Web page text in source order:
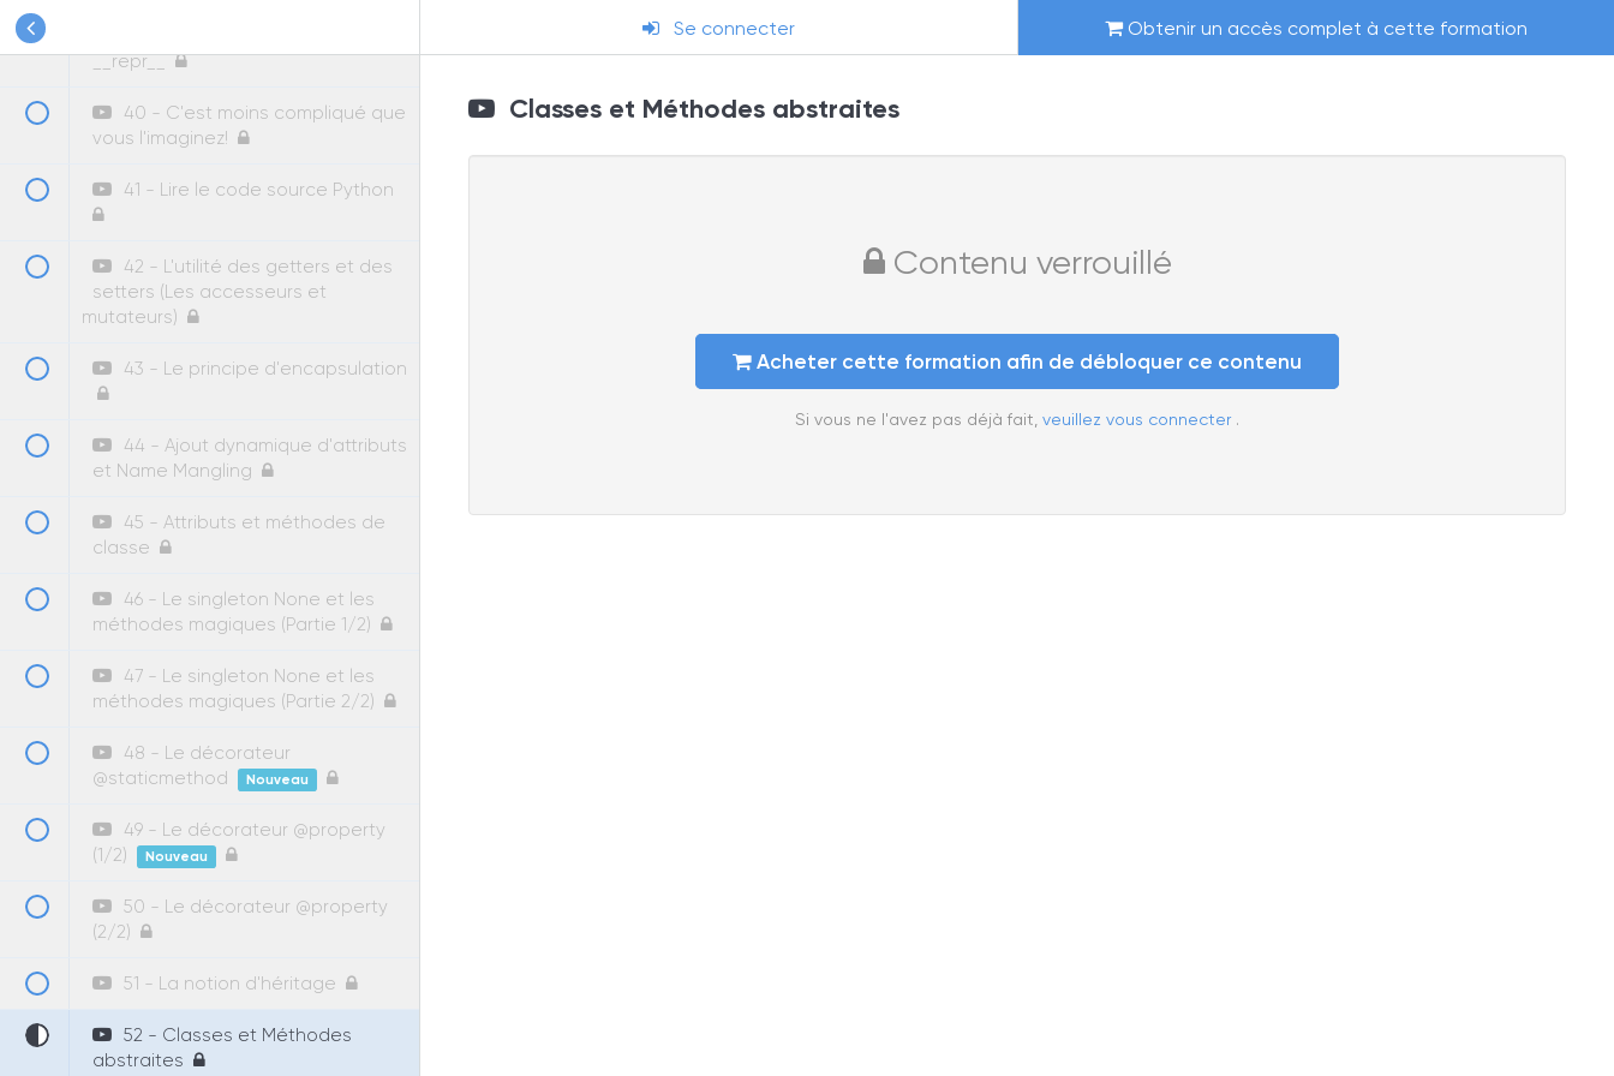
Se connecter Obtenir un accès complet à cette formation
__repr__
40 - C'est moins compliqué que
vous l'imaginez!
41 - Lire le code source Python
42 - L'utilité des getters et des
setters (Les accesseurs et
mutateurs)
43 - Le principe d'encapsulation
44 - Ajout dynamique d'attributs
et Name Mangling
45 - Attributs et méthodes de
classe
46 - Le singleton None et les
méthodes magiques (Partie 1/2)
47 - Le singleton None et les
méthodes magiques (Partie 2/2)
48 - Le décorateur
@staticmethod
Nouveau
49 - Le décorateur @property
(1/2)
Nouveau
50 - Le décorateur @property
(2/2)
51 - La notion d'héritage
52 - Classes et Méthodes
abstraites
Classes et Méthodes abstraites
Contenu verrouillé
Acheter cette formation afin de débloquer ce contenu
Si vous ne l'avez pas déjà fait, veuillez vous connecter .